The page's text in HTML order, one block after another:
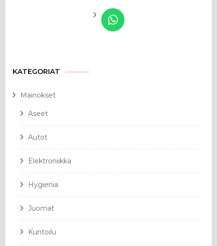
KATEGORIAT
Mainokset
Aseet
Autot
Elektroniikka
Hygienia
Juomat
Kuntoilu